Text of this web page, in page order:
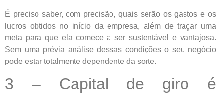
É preciso saber, com precisão, quais serão os gastos e os
lucros obtidos no início da empresa, além de traçar uma
meta para que ela comece a ser sustentável e vantajosa.
Sem uma prévia análise dessas condições o seu negócio
pode estar totalmente dependente da sorte.
3 – Capital de giro é